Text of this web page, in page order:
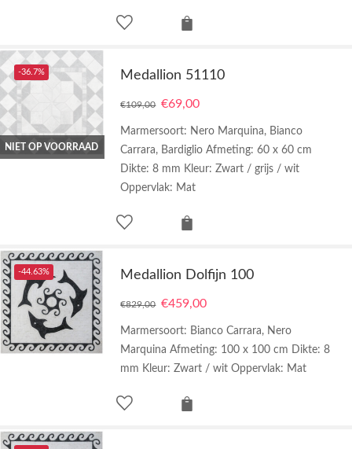
-36.7%
NIET OP VOORRAAD
Medallion 51110
€109,00 €69,00
Marmersoort: Nero Marquina, Bianco
Carrara, Bardiglio Afmeting: 60 x 60 cm
Dikte: 8 mm Kleur: Zwart / grijs / wit
Oppervlak: Mat
-44.63% Medallion Dolfijn 100
€829,00 €459,00
Marmersoort: Bianco Carrara, Nero
Marquina Afmeting: 100 x 100 cm Dikte: 8
mm Kleur: Zwart / wit Oppervlak: Mat